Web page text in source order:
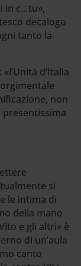
in c…tu»,
decalogo
tanto la
d’Italia
non
presentissima
si
le intima di
della mano
e gli altri» è
di un’aula
canto